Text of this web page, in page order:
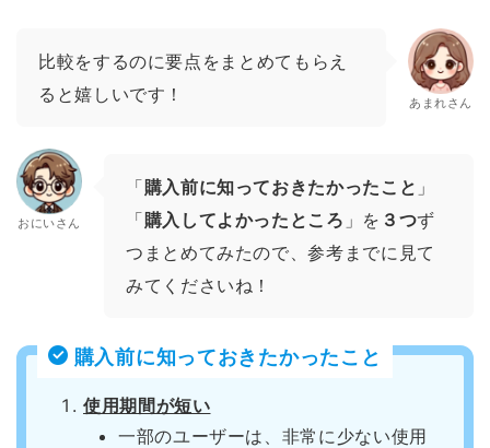
比較をするのに要点をまとめてもらえ
ると嬉しいです！
あまれさん
おにいさん
「購入前に知っておきたかったこと 」
「購入してよかったところ 」を ３つず
つまとめてみたので、参考までに見て
みてくださいね！
購入前に知っておきたかったこと
使用期間が短い
一部のユーザーは、非常に少ない使用